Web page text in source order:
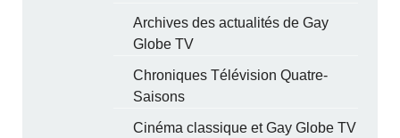
Archives des actualités de Gay
Globe TV
Chroniques Télévision Quatre-
Saisons
Cinéma classique et Gay Globe TV